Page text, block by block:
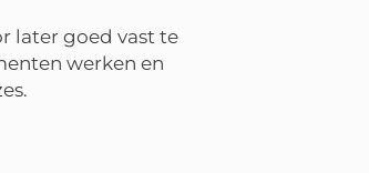
later goed vast te
werken en